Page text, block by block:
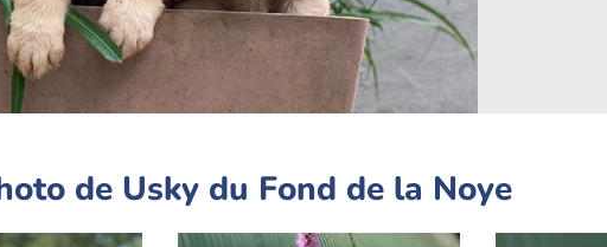
de Usky du Fond de la Noye